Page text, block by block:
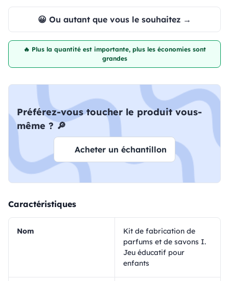
😀 Ou autant que vous le souhaitez →
🔥 Plus la quantité est importante, plus les économies sont
grandes
Préférez-vous toucher le produit vous-
même ? 🔎
Acheter un échantillon
Caractéristiques
Nom
Kit de fabrication de
parfums et de savons I.
Jeu éducatif pour
enfants